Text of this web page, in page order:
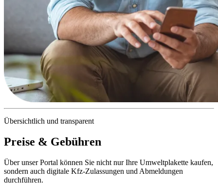
Übersichtlich und transparent
Preise & Gebühren
Über unser Portal können Sie nicht nur Ihre Umweltplakette kaufen,
sondern auch digitale Kfz-Zulassungen und Abmeldungen
durchführen.